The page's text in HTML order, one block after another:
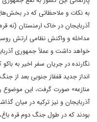
به نکات و ملاحظاتی که در
آذربایجان در خاک ارمنستان (نه‌‌‌‌‌‌‌‌‌‌
مداخله و واکنش نظامی ارتش
خواهد داشت و عملاً جمهوری
نگارنده در جریان سفر اخیر به
انداز جدید قفقاز جنوبی بعد از
منازعه» صورت گرفت، این موضوع
آذربایجان و نیز ترکیه در میان
بودند که در طول جنگ دوم قره­